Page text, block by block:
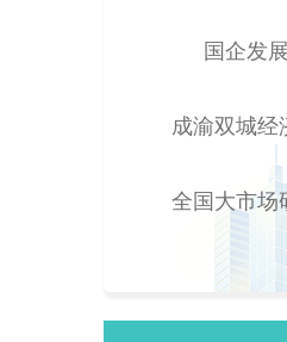
国企发展
成渝双城经
全国大市场